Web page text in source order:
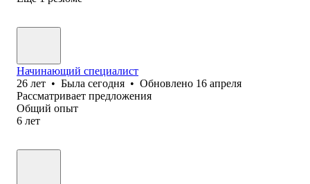
Начинающий специалист
26 лет • Была сегодня • Обновлено 16 апреля
Рассматривает предложения
Общий опыт
6 лет